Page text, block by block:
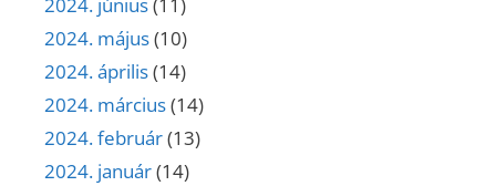
2024. június(11)
2024. május(10)
2024. április(14)
2024. március(14)
2024. február(13)
2024. január(14)